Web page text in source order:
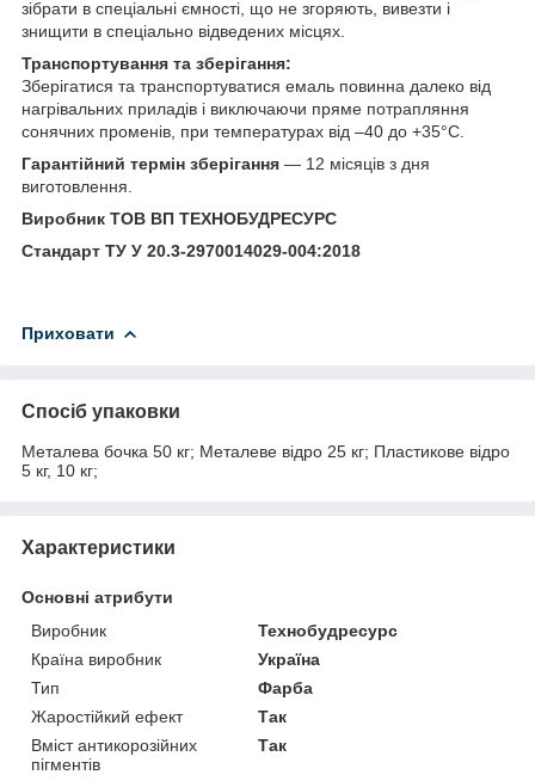
зібрати в спеціальні ємності, що не згоряють, вивезти і
знищити в спеціально відведених місцях.
Транспортування та зберігання:
Зберігатися та транспортуватися емаль повинна далеко від
нагрівальних приладів і виключаючи пряме потрапляння
сонячних променів, при температурах від –40 до +35°С.
Гарантійний термін зберігання — 12 місяців з дня
виготовлення.
Виробник ТОВ ВП ТЕХНОБУДРЕСУРС
Стандарт ТУ У 20.3-2970014029-004:2018
Приховати
Спосіб упаковки
Металева бочка 50 кг; Металеве відро 25 кг; Пластикове відро
5 кг, 10 кг;
Характеристики
Основні атрибути
Виробник
Технобудресурс
Країна виробник
Україна
Тип
Фарба
Жаростійкий ефект
Так
Вміст антикорозійних
пігментів
Так